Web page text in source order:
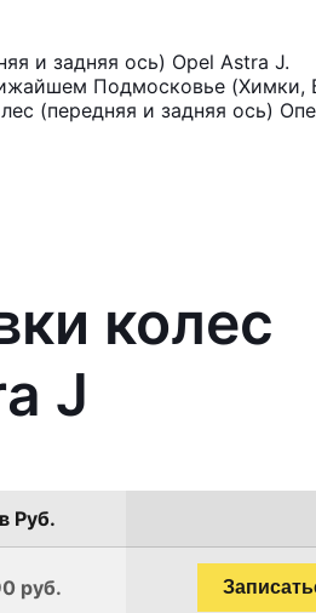
и задняя ось) Opel Astra J.
Подмосковье (Химки,
(передняя и задняя ось)
колес
J
Руб.
руб.